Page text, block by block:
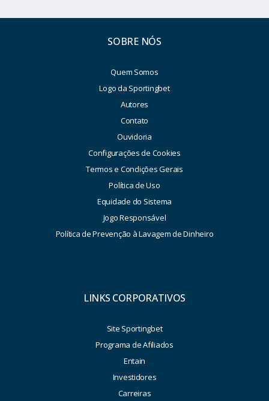
SOBRE NÓS
Quem Somos
Logo da Sportingbet
Autores
Contato
Ouvidoria
Configurações de Cookies
Termos e Condições Gerais
Política de Uso
Equidade do Sistema
Jogo Responsável
Política de Prevenção à Lavagem de Dinheiro
LINKS CORPORATIVOS
Site Sportingbet
Programa de Afiliados
Entain
Investidores
Carreiras